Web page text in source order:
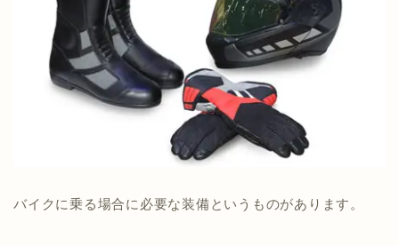
バイクに乗る場合に必要な装備というものがあります。